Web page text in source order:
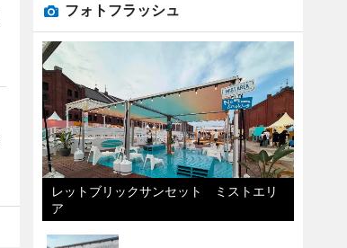
フォトフラッシュ
レットブリックサンセット ミストエリ
ア